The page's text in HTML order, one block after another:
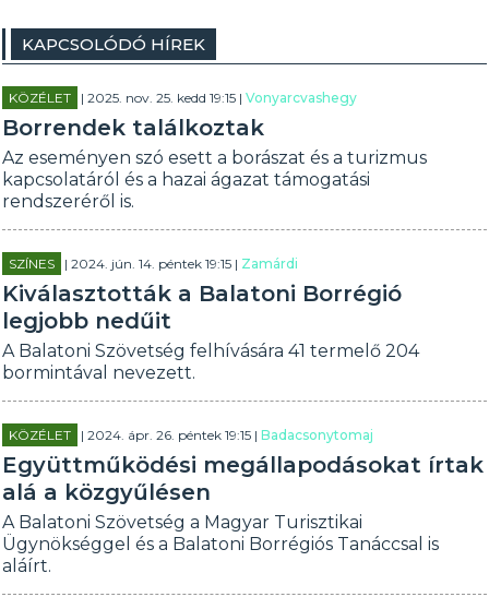
KAPCSOLÓDÓ HÍREK
KÖZÉLET | 2025. nov. 25. kedd 19:15 |Vonyarcvashegy
Borrendek találkoztak
Az eseményen szó esett a borászat és a turizmus
kapcsolatáról és a hazai ágazat támogatási
rendszeréről is.
SZÍNES | 2024. jún. 14. péntek 19:15 | Zamárdi
Kiválasztották a Balatoni Borrégió
legjobb nedűit
A Balatoni Szövetség felhívására 41 termelő 204
bormintával nevezett.
KÖZÉLET | 2024. ápr. 26. péntek 19:15 |Badacsonytomaj
Együttműködési megállapodásokat írtak
alá a közgyűlésen
A Balatoni Szövetség a Magyar Turisztikai
Ügynökséggel és a Balatoni Borrégiós Tanáccsal is
aláírt.